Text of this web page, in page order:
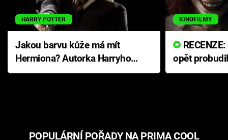
HARRY POTTER
Jakou barvu kůže má mít
Hermiona? Autorka Harryho
Pottera přišla s ráznou
KINOFILMY
opět
přichází s
POPULÁRNÍ POŘADY NA PRIMA COOL